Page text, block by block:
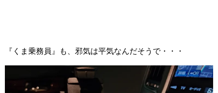
『くま乗務員』も、邪気は平気なんだそうで・・・